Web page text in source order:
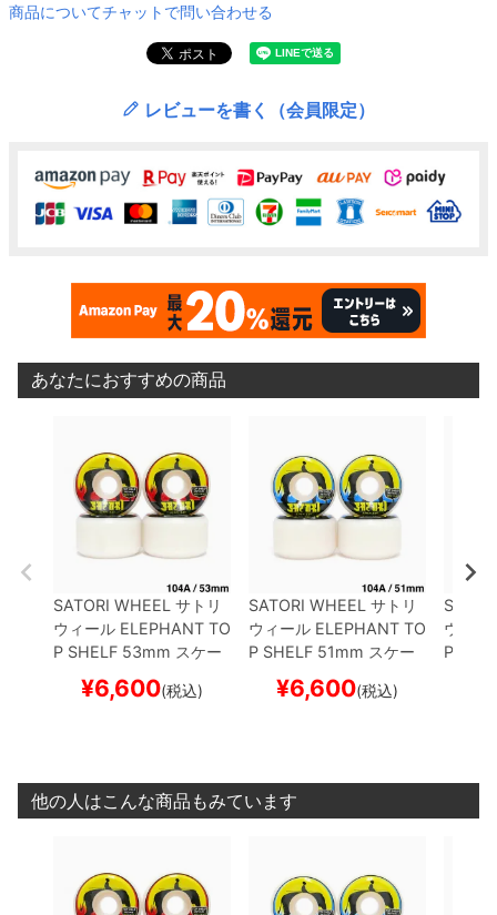
商品についてチャットで問い合わせる
レビューを書く（会員限定）
あなたにおすすめの商品
SATORI WHEEL サトリ
ウィール ELEPHANT TO
P SHELF 53mm スケー
トボード スケボー
¥6,600(税込)
SATORI WHEEL サトリ
ウィール ELEPHANT TO
P SHELF 51mm スケー
トボード スケボー
¥6,600(税込)
ウィー
P
他の人はこんな商品もみています